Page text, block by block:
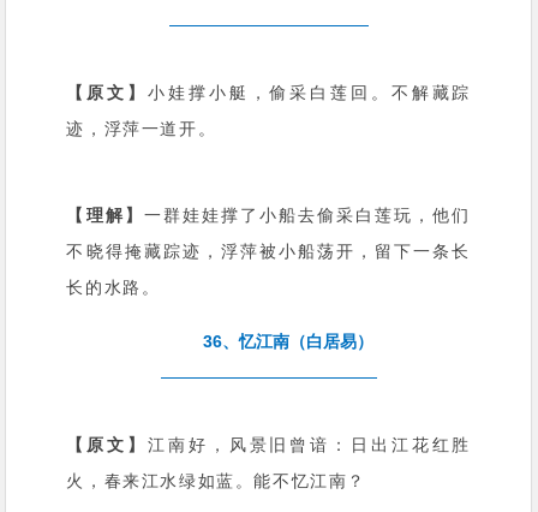
【原文】小娃撑小艇，偷采白莲回。不解藏踪
迹，浮萍一道开。
【理解】 一群娃娃撑了小船去偷采白莲玩，他们
不晓得掩藏踪迹，浮萍被小船荡开，留下一条长
长的水路。
36、忆江南（白居易）
【原文】江南好，风景旧曾谙：日出江花红胜
火，春来江水绿如蓝。能不忆江南？